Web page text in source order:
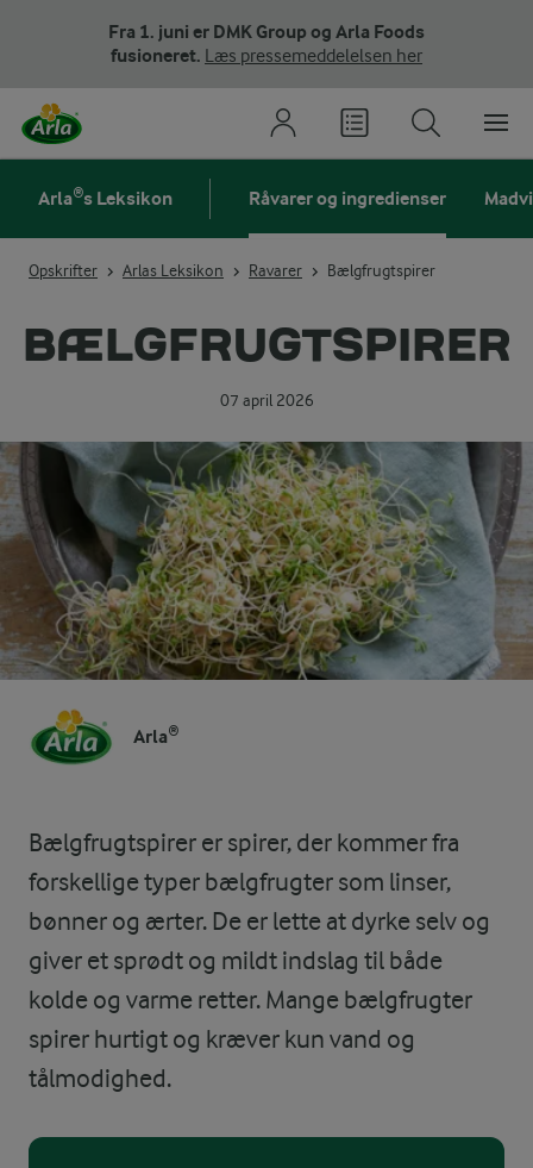
Fra 1. juni er DMK Group og Arla Foods
fusioneret. Læs pressemeddelelsen her
Arla®s Leksikon Råvarer og ingredienser
Opskrifter Arlas Leksikon Ravarer Bælgfrugtspirer
BÆLGFRUGTSPIRER
07 april 2026
Arla®
Bælgfrugtspirer er spirer, der kommer fra
forskellige typer bælgfrugter som linser,
bønner og ærter. De er lette at dyrke selv og
giver et sprødt og mildt indslag til både
kolde og varme retter. Mange bælgfrugter
spirer hurtigt og kræver kun vand og
tålmodighed.